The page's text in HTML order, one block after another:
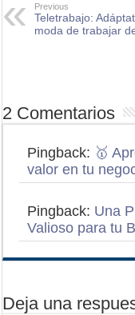
Previous
Teletrabajo:
moda de trabajar
2 Comentarios
Pingback: 🥇
valor en tu
Pingback: Una
Valioso para tu
Deja una